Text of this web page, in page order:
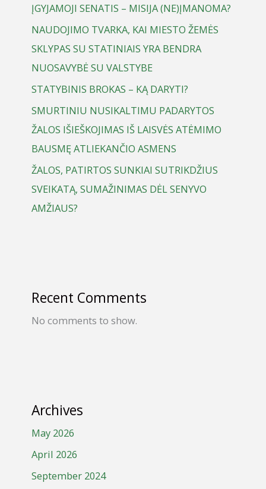
ĮGYJAMOJI SENATIS – MISIJA (NE)ĮMANOMA?
NAUDOJIMO TVARKA, KAI MIESTO ŽEMĖS
SKLYPAS SU STATINIAIS YRA BENDRA
NUOSAVYBĖ SU VALSTYBE
STATYBINIS BROKAS – KĄ DARYTI?
SMURTINIU NUSIKALTIMU PADARYTOS
ŽALOS IŠIEŠKOJIMAS IŠ LAISVĖS ATĖMIMO
BAUSMĘ ATLIEKANČIO ASMENS
ŽALOS, PATIRTOS SUNKIAI SUTRIKDŽIUS
SVEIKATĄ, SUMAŽINIMAS DĖL SENYVO
AMŽIAUS?
Recent Comments
No comments to show.
Archives
May 2026
April 2026
September 2024